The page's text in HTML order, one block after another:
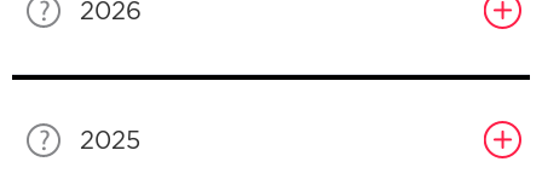
2026
2025